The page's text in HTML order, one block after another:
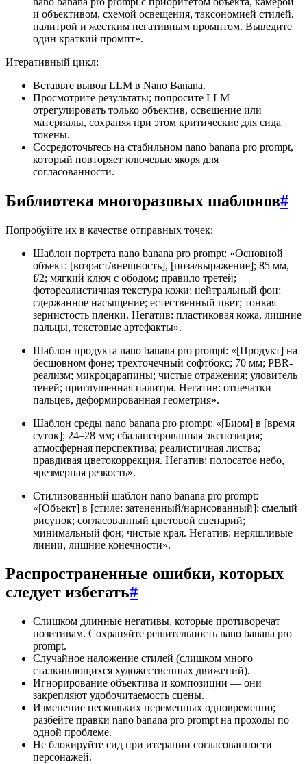
и объективом, схемой освещения, таксономией стилей,
палитрой и жестким негативным промптом. Выведите
один краткий промпт».
Итеративный цикл:
Вставьте вывод LLM в Nano Banana.
Просмотрите результаты; попросите LLM
отрегулировать только объектив, освещение или
материалы, сохраняя при этом критические для сида
токены.
Сосредоточьтесь на стабильном nano banana pro prompt,
который повторяет ключевые якоря для
согласованности.
Библиотека многоразовых шаблонов#
Попробуйте их в качестве отправных точек:
Шаблон портрета nano banana pro prompt: «Основной
объект: [возраст/внешность], [поза/выражение]; 85 мм,
f/2; мягкий ключ с ободом; правило третей;
фотореалистичная текстура кожи; нейтральный фон;
сдержанное насыщение; естественный цвет; тонкая
зернистость пленки. Негатив: пластиковая кожа, лишние
пальцы, текстовые артефакты».
Шаблон продукта nano banana pro prompt: «[Продукт] на
бесшовном фоне; трехточечный софтбокс; 70 мм; PBR-
реализм; микроцарапины; чистые отражения; уловитель
теней; приглушенная палитра. Негатив: отпечатки
пальцев, деформированная геометрия».
Шаблон среды nano banana pro prompt: «[Биом] в [время
суток]; 24–28 мм; сбалансированная экспозиция;
атмосферная перспектива; реалистичная листва;
правдивая цветокоррекция. Негатив: полосатое небо,
чрезмерная резкость».
Стилизованный шаблон nano banana pro prompt:
«[Объект] в [стиле: затененный/нарисованный]; смелый
рисунок; согласованный цветовой сценарий;
минимальный фон; чистые края. Негатив: неряшливые
линии, лишние конечности».
Распространенные ошибки, которых
следует избегать#
Слишком длинные негативы, которые противоречат
позитивам. Сохраняйте решительность nano banana pro
prompt.
Случайное наложение стилей (слишком много
сталкивающихся художественных движений).
Игнорирование объектива и композиции — они
закрепляют удобочитаемость сцены.
Изменение нескольких переменных одновременно;
разбейте правки nano banana pro prompt на проходы по
одной проблеме.
Не блокируйте сид при итерации согласованности
персонажей.